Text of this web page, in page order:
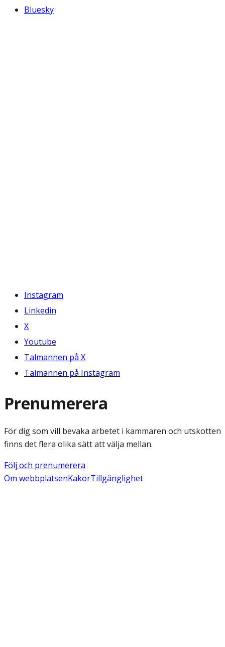
Bluesky
Instagram
Linkedin
X
Youtube
Talmannen på X
Talmannen på Instagram
Prenumerera
För dig som vill bevaka arbetet i kammaren och utskotten
finns det flera olika sätt att välja mellan.
Följ och prenumerera
Om webbplatsenKakorTillgänglighet